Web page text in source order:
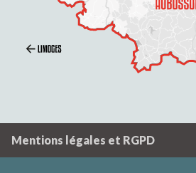
Mentions légales et RGPD